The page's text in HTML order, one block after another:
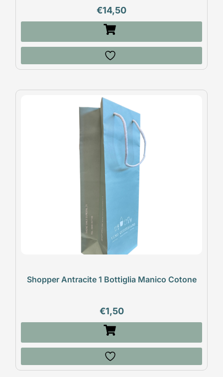
€14,50
Shopper Antracite 1 Bottiglia Manico Cotone
€1,50